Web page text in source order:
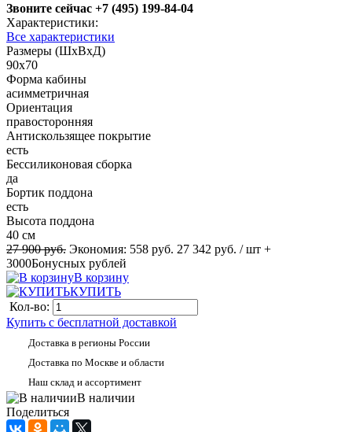
Звоните сейчас +7 (495) 199-84-04
Характеристики:
Все характеристики
Размеры (ШхВхД)
90x70
Форма кабины
асимметричная
Ориентация
правосторонняя
Антискользящее покрытие
есть
Беcсиликоновая сборка
да
Бортик поддона
есть
Высота поддона
40 см
27 900 руб. Экономия: 558 руб. 27 342 руб. / шт +
3000Бонусных рублей
В корзину
КУПИТЬ
Кол-во:
Купить с бесплатной доставкой
Доставка в регионы России
Доставка по Москве и области
Наш склад и ассортимент
В наличии
Поделиться